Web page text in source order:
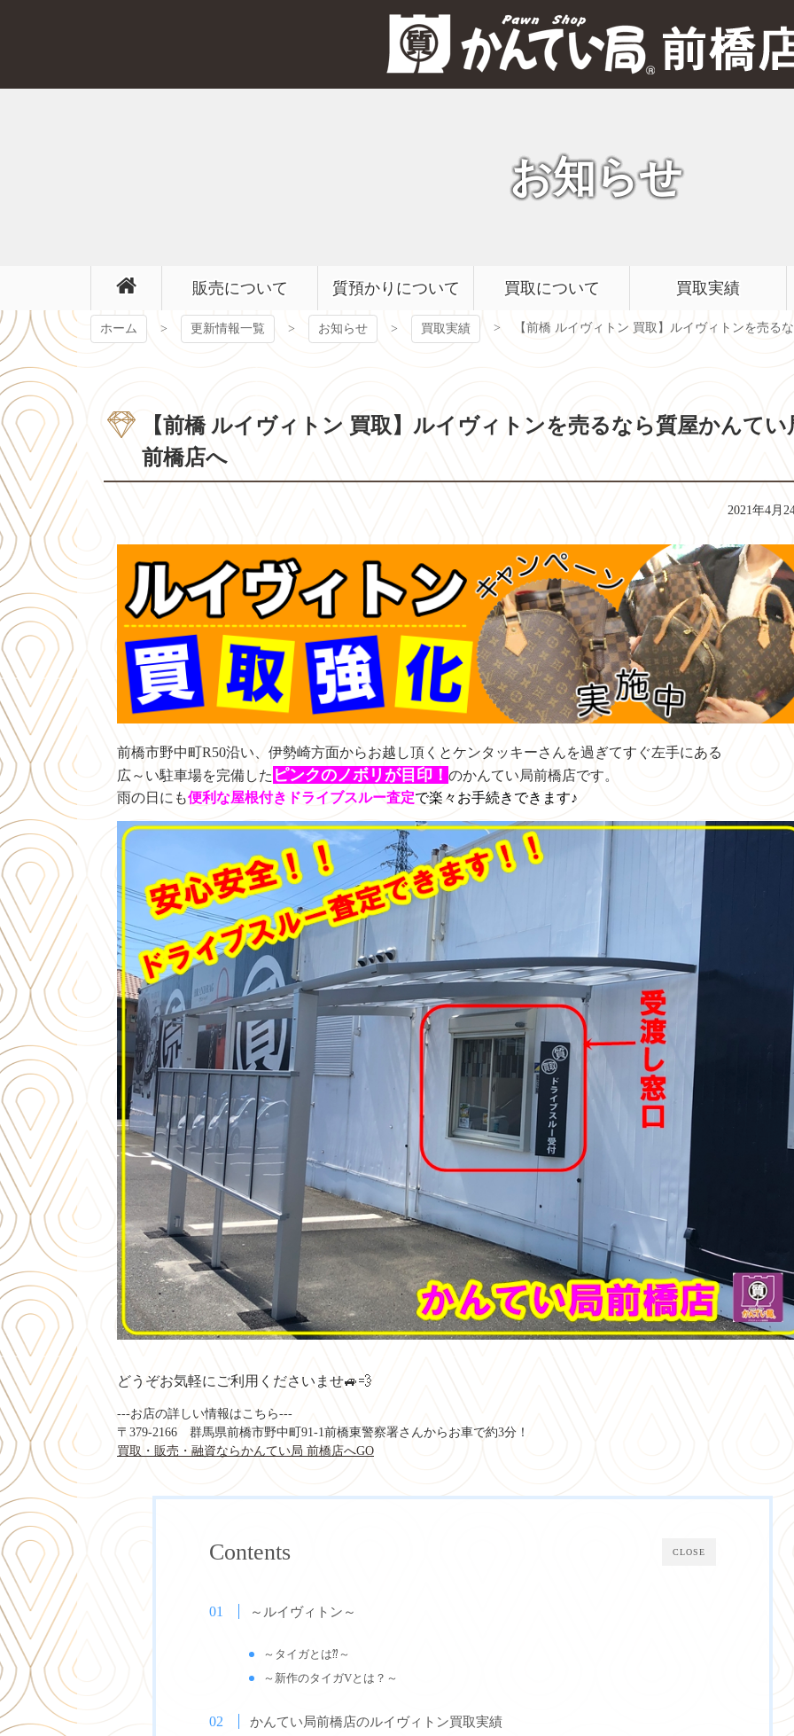
質屋かんてい局 前橋店
お知らせ
販売について 質預かりについて 買取について 買取実績
ホーム 更新情報一覧 お知らせ 買取実績 【前橋 ルイヴィトン 買取】ルイヴィトンを売
【前橋 ルイヴィトン 買取】ルイヴィトンを売るなら質屋かんてい
前橋店へ
2021年4月
前橋市野中町R50沿い、伊勢崎方面からお越し頂くとケンタッキーさんを過ぎてすぐ左手にある
広～い駐車場を完備した ピンクのノボリが目印！ のかんてい局前橋店です。
雨の日にも便利な屋根付きドライブスルー査定で楽々お手続きできます♪
どうぞお気軽にご利用くださいませ🚙💨
---お店の詳しい情報はこちら---
〒379-2166 群馬県前橋市野中町91-1前橋東警察署さんからお車で約3分！
買取・販売・融資ならかんてい局 前橋店へGO
CLOSE
Contents
～ルイヴィトン～
～タイガとは⁇ ～
～新作のタイガVとは？～
かんてい局前橋店のルイヴィトン買取実績